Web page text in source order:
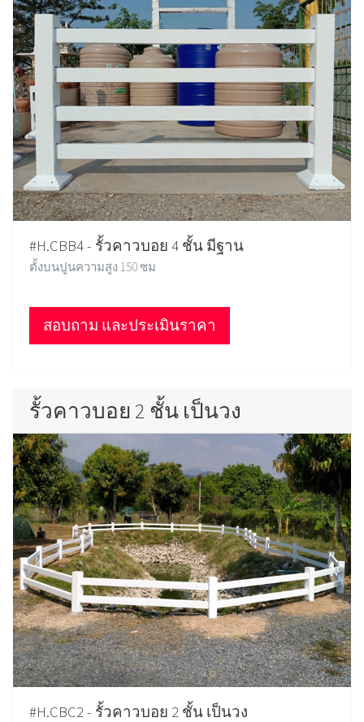
#H.CBB4 - รั้วคาวบอย 4 ชั้น มีฐาน
ตั้งบนปูนความสูง 150 ซม
สอบถาม และประเมินราคา
รั้วคาวบอย 2 ชั้น เป็นวง
#H.CBC2 - รั้วคาวบอย 2 ชั้น เป็นวง